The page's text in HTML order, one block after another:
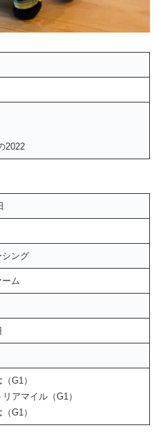
2022
シング
ーム
G1）
アマイル（G1）
G1）